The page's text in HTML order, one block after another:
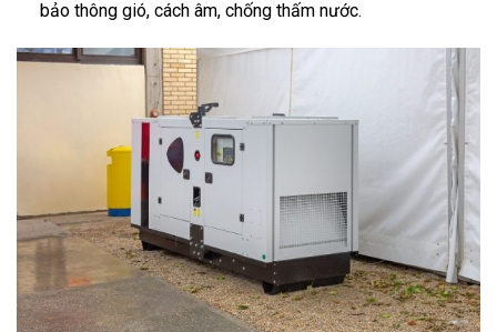
bảo thông gió, cách âm, chống thấm nước.